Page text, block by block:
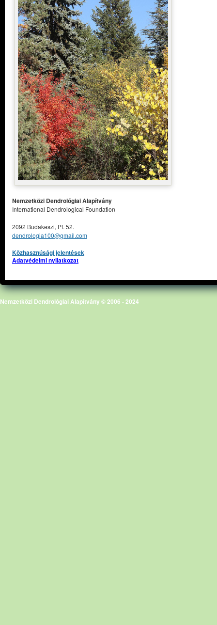
Nemzetközi Dendrológiai Alapítvány
International Dendrological Foundation
2092 Budakeszi, Pf. 52.
dendrologia100@gmail.com
Közhasznúsági jelentések
Adatvédelmi nyilatkozat
Nemzetközi Dendrológiai Alapítvány © 2006 - 2024